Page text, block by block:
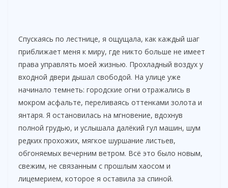
Спускаясь по лестнице, я ощущала, как каждый шаг
приближает меня к миру, где никто больше не имеет
права управлять моей жизнью. Прохладный воздух у
входной двери дышал свободой. На улице уже
начинало темнеть: городские огни отражались в
мокром асфальте, переливаясь оттенками золота и
янтаря. Я остановилась на мгновение, вдохнув
полной грудью, и услышала далёкий гул машин, шум
редких прохожих, мягкое шуршание листьев,
обгоняемых вечерним ветром. Всё это было новым,
свежим, не связанным с прошлым хаосом и
лицемерием, которое я оставила за спиной.